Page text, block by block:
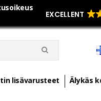
lisävarusteet Älykäs